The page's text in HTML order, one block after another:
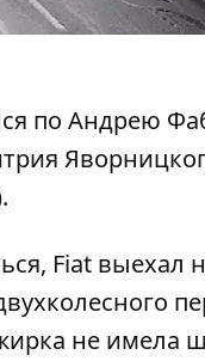
по Андрею
Fiat выехал
не